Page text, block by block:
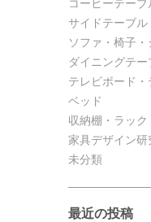
コーヒーテー
サイドテーブル
ソファ・椅子
ダイニングテー
テレビボード・
ベッド
収納棚・ラック
家具デザイン研
未分類
最近の投稿